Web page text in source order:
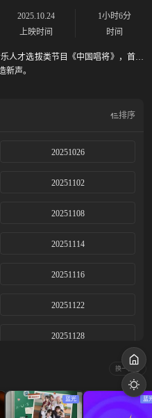
2025.10.24
上映时间
1小时6分
时间
人才选拔类节目《中国唱将》，首创
新声。
排序
20251026
20251102
20251108
20251114
20251116
20251122
20251128
20251206
换一换
蓝光 蓝